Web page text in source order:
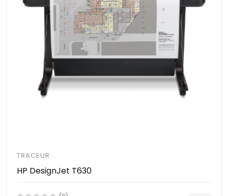
TRACEUR
HP DesignJet T630